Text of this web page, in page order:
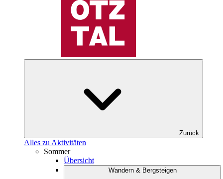
Zurück
Alles zu Aktivitäten
Sommer
Übersicht
Wandern & Bergsteigen